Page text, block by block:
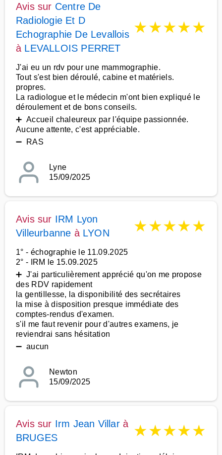
Avis sur Centre De
Radiologie Et D
Echographie De Levallois
à LEVALLOIS PERRET
★★★★★
J'ai eu un rdv pour une mammographie.
Tout s'est bien déroulé, cabine et matériels.
propres.
La radiologue et le médecin m'ont bien expliqué le
déroulement et de bons conseils.
➕ Accueil chaleureux par l'équipe passionnée.
Aucune attente, c'est appréciable.
➖ RAS
Lyne
15/09/2025
Avis sur IRM Lyon
Villeurbanne à LYON ★★★★★
1° - échographie le 11.09.2025
2° - IRM le 15.09.2025
➕ J'ai particulièrement apprécié qu'on me propose
des RDV rapidement
la gentillesse, la disponibilité des secrétaires
la mise à disposition presque immédiate des
comptes-rendus d'examen.
s'il me faut revenir pour d'autres examens, je
reviendrai sans hésitation
➖ aucun
Newton
15/09/2025
Avis sur Irm Jean Villarà
BRUGES
★★★★★